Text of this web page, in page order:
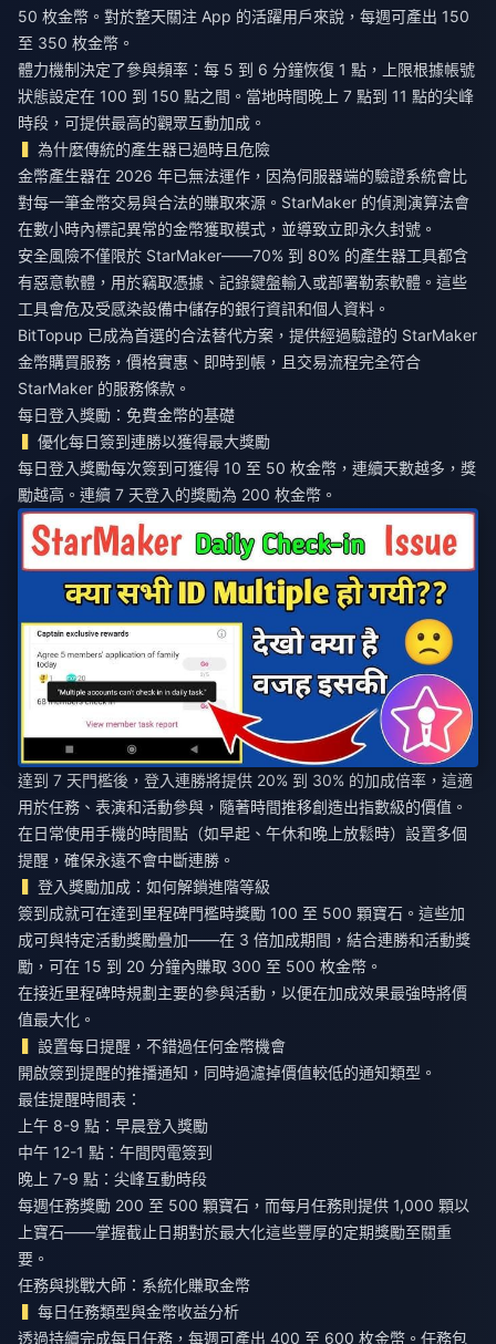
50 枚金幣。對於整天關注 App 的活躍用戶來說，每週可產出 150
至 350 枚金幣。
體力機制決定了參與頻率：每 5 到 6 分鐘恢復 1 點，上限根據帳號
狀態設定在 100 到 150 點之間。當地時間晚上 7 點到 11 點的尖峰
時段，可提供最高的觀眾互動加成。
為什麼傳統的產生器已過時且危險
金幣產生器在 2026 年已無法運作，因為伺服器端的驗證系統會比
對每一筆金幣交易與合法的賺取來源。StarMaker 的偵測演算法會
在數小時內標記異常的金幣獲取模式，並導致立即永久封號。
安全風險不僅限於 StarMaker——70% 到 80% 的產生器工具都含
有惡意軟體，用於竊取憑據、記錄鍵盤輸入或部署勒索軟體。這些
工具會危及受感染設備中儲存的銀行資訊和個人資料。
BitTopup 已成為首選的合法替代方案，提供經過驗證的 StarMaker
金幣購買服務，價格實惠、即時到帳，且交易流程完全符合
StarMaker 的服務條款。
每日登入獎勵：免費金幣的基礎
優化每日簽到連勝以獲得最大獎勵
每日登入獎勵每次簽到可獲得 10 至 50 枚金幣，連續天數越多，獎
勵越高。連續 7 天登入的獎勵為 200 枚金幣。
達到 7 天門檻後，登入連勝將提供 20% 到 30% 的加成倍率，這適
用於任務、表演和活動參與，隨著時間推移創造出指數級的價值。
在日常使用手機的時間點（如早起、午休和晚上放鬆時）設置多個
提醒，確保永遠不會中斷連勝。
登入獎勵加成：如何解鎖進階等級
簽到成就可在達到里程碑門檻時獎勵 100 至 500 顆寶石。這些加
成可與特定活動獎勵疊加——在 3 倍加成期間，結合連勝和活動獎
勵，可在 15 到 20 分鐘內賺取 300 至 500 枚金幣。
在接近里程碑時規劃主要的參與活動，以便在加成效果最強時將價
值最大化。
設置每日提醒，不錯過任何金幣機會
開啟簽到提醒的推播通知，同時過濾掉價值較低的通知類型。
最佳提醒時間表：
上午 8-9 點：早晨登入獎勵
中午 12-1 點：午間閃電簽到
晚上 7-9 點：尖峰互動時段
每週任務獎勵 200 至 500 顆寶石，而每月任務則提供 1,000 顆以
上寶石——掌握截止日期對於最大化這些豐厚的定期獎勵至關重
要。
任務與挑戰大師：系統化賺取金幣
每日任務類型與金幣收益分析
透過持續完成每日任務，每週可產出 400 至 600 枚金幣。任務包